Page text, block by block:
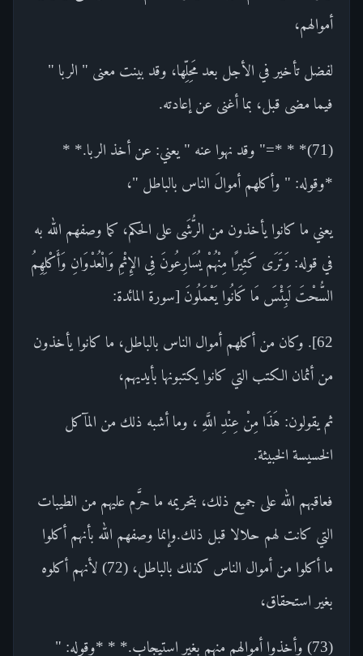
أموالهم،
لفضل تأخير في الأجل بعد مَحِلِّها، وقد بينت معنى " الربا "
فيما مضى قبل، بما أغنى عن إعادته.
(71)* * *=" وقد نهوا عنه " يعني: عن أخذ الربا.* *
*وقوله: " وأكلهم أموالَ الناس بالباطل "،
يعني ما كانوا يأخذون من الرُّشَى على الحكم، كما وصفهم الله به
في قوله: وَتَرَى كَثِيرًا مِنْهُمْ يُسَارِعُونَ فِي الإِثْمِ وَالْعُدْوَانِ وَأَكْلِهِمُ
السُّحْتَ لَبِئْسَ مَا كَانُوا يَعْمَلُونَ [سورة المائدة:
62]. وكان من أكلهم أموال الناس بالباطل، ما كانوا يأخذون
من أثمان الكتب التي كانوا يكتبونها بأيديهم،
ثم يقولون: هَذَا مِنْ عِنْدِ اللَّهِ ، وما أشبه ذلك من المآكل
الخسيسة الخبيثة.
فعاقبهم الله على جميع ذلك، بتحريمه ما حرَّم عليهم من الطيبات
التي كانت لهم حلالا قبل ذلك.وإنما وصفهم الله بأنهم أكلوا
ما أكلوا من أموال الناس كذلك بالباطل، (72) لأنهم أكلوه
بغير استحقاق،
(73) وأخذوا أموالهم منهم بغير استيجاب.* * *وقوله: "